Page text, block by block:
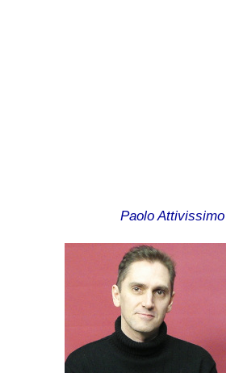
Paolo Attivissimo